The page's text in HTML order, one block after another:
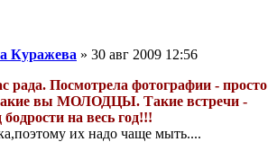
Куражева » 30 авг 2009 12:56
рада. Посмотрела фотографии - просто
вы МОЛОДЦЫ. Такие встречи -
на весь год!!!
их надо чаще мыть....